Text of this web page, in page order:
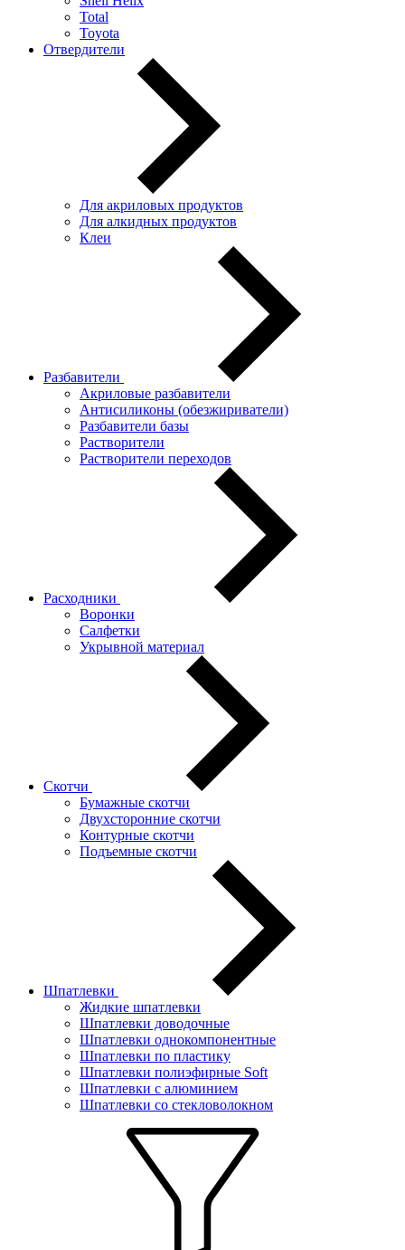
Total
Toyota
Отвердители
Для акриловых продуктов
Для алкидных продуктов
Клеи
Разбавители
Акриловые разбавители
Антисиликоны (обезжириватели)
Разбавители базы
Растворители
Растворители переходов
Расходники
Воронки
Салфетки
Укрывной материал
Скотчи
Бумажные скотчи
Двухсторонние скотчи
Контурные скотчи
Подъемные скотчи
Шпатлевки
Жидкие шпатлевки
Шпатлевки доводочные
Шпатлевки однокомпонентные
Шпатлевки по пластику
Шпатлевки полиэфирные Soft
Шпатлевки с алюминием
Шпатлевки со стекловолокном